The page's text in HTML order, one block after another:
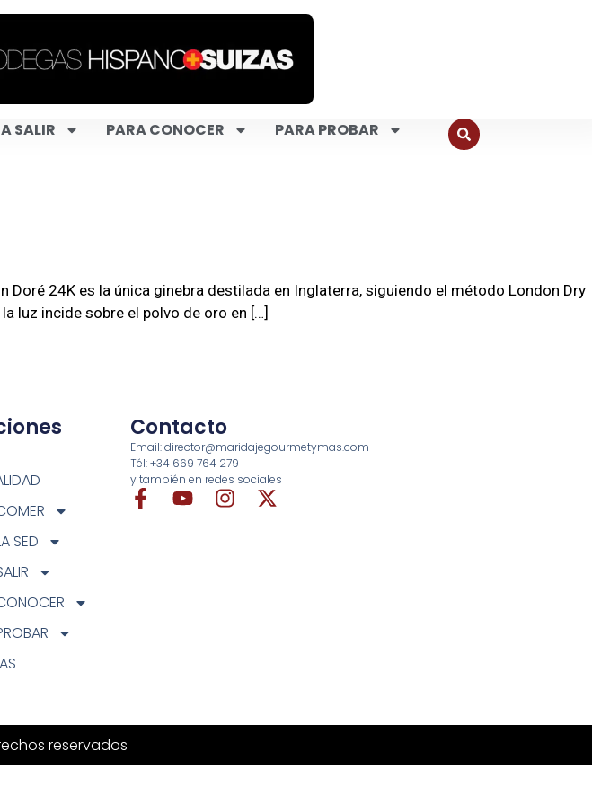
SALIR PARA CONOCER
PARA PROBAR
Doré 24K es la única ginebra destilada en Inglaterra, siguiendo el método London Dry
luz incide sobre el polvo de oro en […]
SED
Contacto
Email: director@maridajegourmetymas.com
Tél: +34 669 764 279
y también en redes sociales
reservados